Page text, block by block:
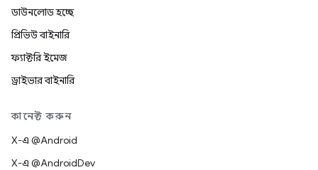
ডাউনলোড হচ্ছে
প্রিভিউ বাইনারি
ফ্যাক্টরি ইমেজ
ড্রাইভার বাইনারি
কানেক্ট করুন
X-এ @Android
X-এ @AndroidDev